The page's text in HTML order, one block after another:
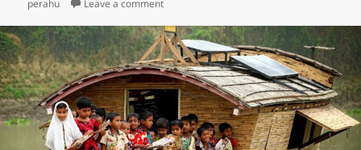
perahu
Leave a commenton Sekolah di Atas Perahu: Kisah Anak-